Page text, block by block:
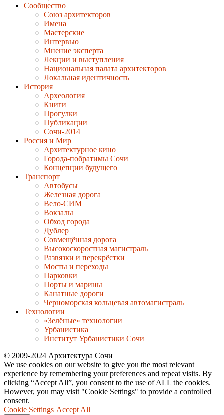
Сообщество
Союз архитекторов
Имена
Мастерские
Интервью
Мнение эксперта
Лекции и выступления
Национальная палата архитекторов
Локальная идентичность
История
Археология
Книги
Прогулки
Публикации
Сочи-2014
Россия и Мир
Архитектурное кино
Города-побратимы Сочи
Концепции будущего
Транспорт
Автобусы
Железная дорога
Вело-СИМ
Вокзалы
Обход города
Дублер
Совмещённая дорога
Высокоскоростная магистраль
Развязки и перекрёстки
Мосты и переходы
Парковки
Порты и марины
Канатные дороги
Черноморская кольцевая автомагистраль
Технологии
«Зелёные» технологии
Урбанистика
Институт Урбанистики Сочи
© 2009-2024 Архитектура Сочи
We use cookies on our website to give you the most relevant
experience by remembering your preferences and repeat visits. By
clicking “Accept All”, you consent to the use of ALL the cookies.
However, you may visit "Cookie Settings" to provide a controlled
consent.
Cookie Settings Accept All